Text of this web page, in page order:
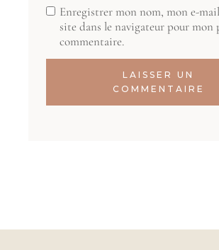
Enregistrer mon nom, mon e-
site dans le navigateur pour mon
commentaire.
LAISSER UN
COMMENTAIRE